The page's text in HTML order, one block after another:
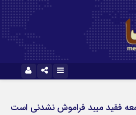
فقید میبد فراموش نشدنی است